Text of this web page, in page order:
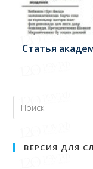
Статья
ВЕРСИЯ ДЛЯ